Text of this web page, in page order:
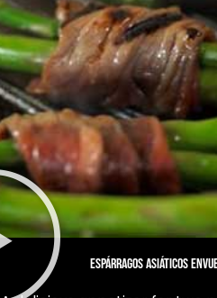
Espárragos asiáticos